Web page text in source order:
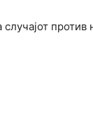
против